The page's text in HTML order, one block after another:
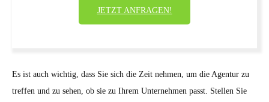
JETZT ANFRAGEN!
Es ist auch wichtig, dass Sie sich die Zeit nehmen, um die Agentur zu
treffen und zu sehen, ob sie zu Ihrem Unternehmen passt. Stellen Sie